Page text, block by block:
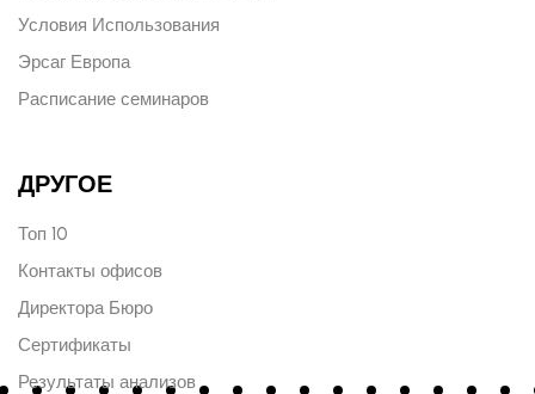
Условия Использования
Эрсаг Европа
Расписание семинаров
ДРУГОЕ
Топ 10
Контакты офисов
Директора Бюро
Сертификаты
Результаты анализов